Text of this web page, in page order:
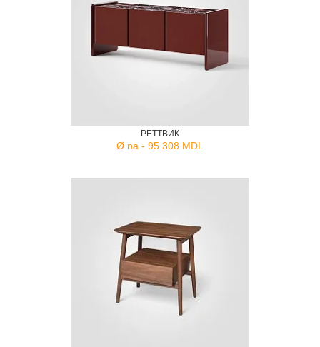
РЕТТВИК
Ø na - 95 308 MDL